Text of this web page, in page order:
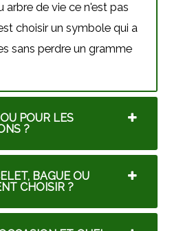
arbre de vie ce n'est pas
choisir un symbole qui a
sans perdre un gramme
POUR LES
?
BAGUE OU
CHOISIR ?